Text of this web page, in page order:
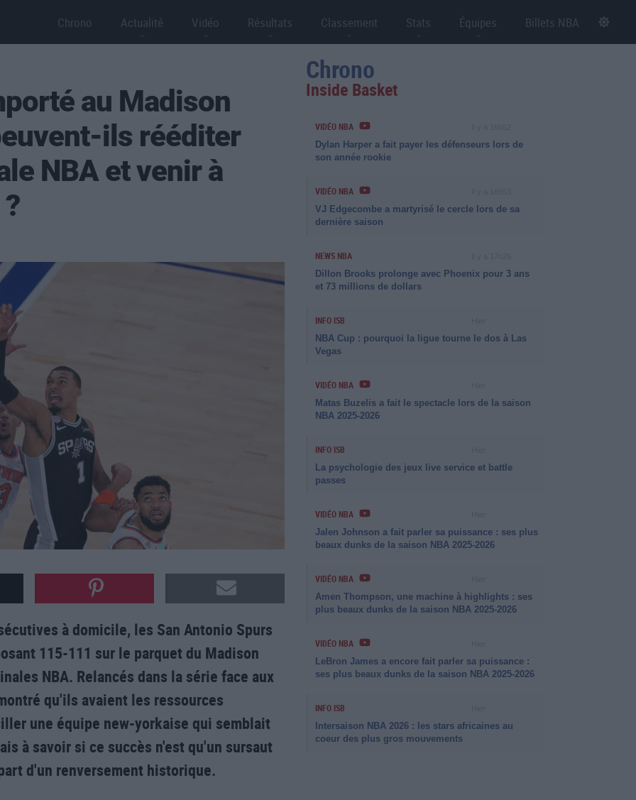
Chrono Actualité Vidéo Résultats Classement Stats Équipes Billets NBA
au Madison
ils rééditer
NBA et venir à
à domicile, les San Antonio Spurs
115-111 sur le parquet du Madison
NBA. Relancés dans la série face aux
qu'ils avaient les ressources
une équipe new-yorkaise qui semblait
à savoir si ce succès n'est qu'un sursaut
d'un renversement historique.
Chrono
Inside Basket
VIDÉO NBA
Dylan Harper a fait payer les défenseurs lors de
son année rookie
VIDÉO NBA
VJ Edgecombe a martyrisé le cercle lors de sa
dernière saison
NEWS NBA
Dillon Brooks prolonge avec Phoenix pour 3 ans
et 73 millions de dollars
INFO ISB
NBA Cup : pourquoi la ligue tourne le dos à Las
Vegas
VIDÉO NBA
Matas Buzelis a fait le spectacle lors de la saison
NBA 2025-2026
INFO ISB
La psychologie des jeux live service et battle
passes
VIDÉO NBA
Jalen Johnson a fait parler sa puissance : ses plus
beaux dunks de la saison NBA 2025-2026
VIDÉO NBA
Amen Thompson, une machine à highlights : ses
plus beaux dunks de la saison NBA 2025-2026
VIDÉO NBA
LeBron James a encore fait parler sa puissance :
ses plus beaux dunks de la saison NBA 2025-2026
INFO ISB
Intersaison NBA 2026 : les stars africaines au
coeur des plus gros mouvements